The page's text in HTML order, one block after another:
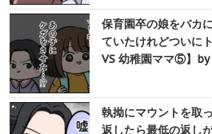
保育園卒の娘をバカ
ていたけれどついに
VS 幼稚園ママ⑤】by
執拗にマウントを取
返したら最低の返し